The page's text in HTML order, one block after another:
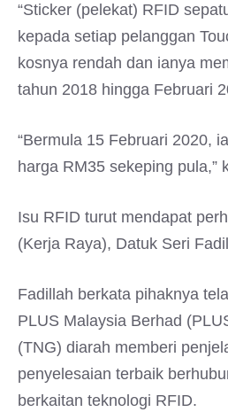
“Sticker (pelekat) RFID
kepada setiap pelanggan
kosnya rendah dan ianya
tahun 2018 hingga Februari
“Bermula 15 Februari 2020,
harga RM35 sekeping pula,”
Isu RFID turut mendapat
(Kerja Raya), Datuk Seri
Fadillah berkata pihaknya
PLUS Malaysia Berhad
(TNG) diarah memberi
penyelesaian terbaik
berkaitan teknologi RFID.